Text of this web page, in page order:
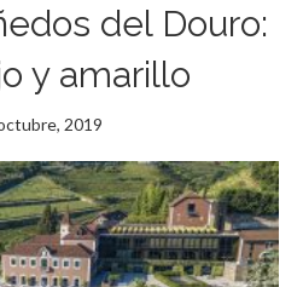
del Douro:
y amarillo
2019